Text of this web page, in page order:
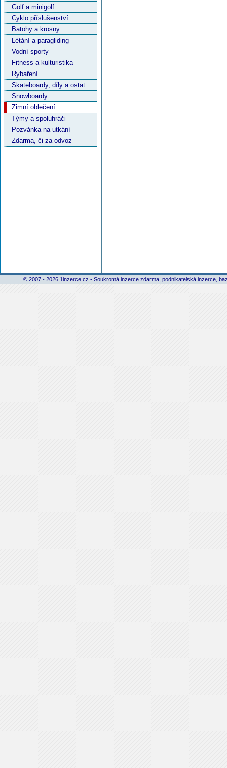
Golf a minigolf
Cyklo příslušenství
Batohy a krosny
Létání a paragliding
Vodní sporty
Fitness a kulturistika
Rybaření
Skateboardy, díly a ostat.
Snowboardy
Zimní oblečení
Týmy a spoluhráči
Pozvánka na utkání
Zdarma, či za odvoz
© 2007 - 2026 1inzerce.cz - Soukromá inzerce zdarma, podnikatelská inzerce,